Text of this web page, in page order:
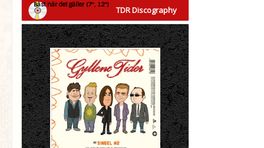
TDR Discography
Bäst när det gäller (7″, 12″)